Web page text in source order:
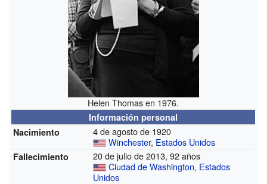
Helen Thomas en 1976.
Información personal
Nacimiento
4 de agosto de 1920
Winchester, Estados Unidos
Fallecimiento
20 de julio de 2013, 92 años
Ciudad de Washington, Estados
Unidos